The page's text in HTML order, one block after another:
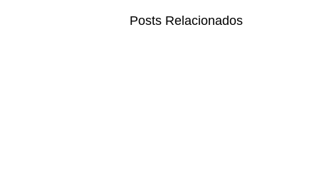
Posts Relacionados